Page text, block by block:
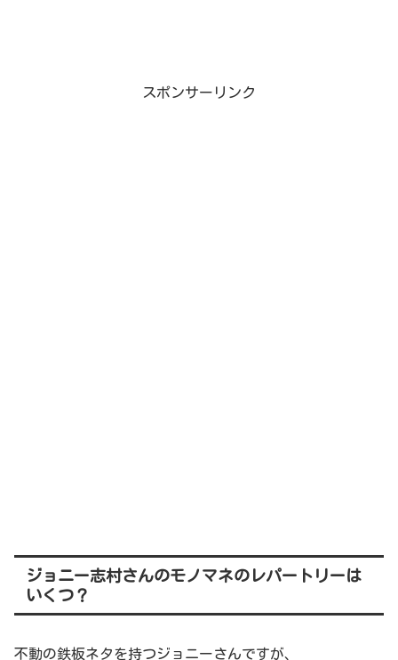
スポンサーリンク
ジョニー志村さんのモノマネのレパートリーは
いくつ？
不動の鉄板ネタを持つジョニーさんですが、